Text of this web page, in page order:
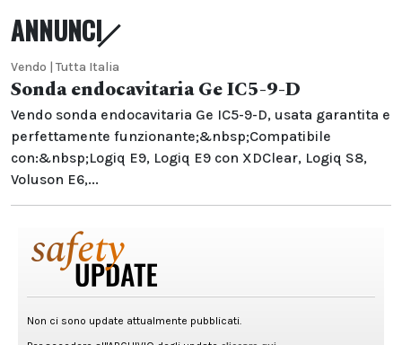
ANNUNCI
Vendo | Tutta Italia
Sonda endocavitaria Ge IC5-9-D
Vendo sonda endocavitaria Ge IC5-9-D, usata garantita e
perfettamente funzionante;&nbsp;Compatibile
con:&nbsp;Logiq E9, Logiq E9 con XDClear, Logiq S8,
Voluson E6,...